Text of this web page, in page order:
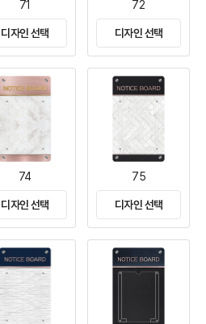
71
디자인 선택
72
디자인 선택
74
디자인 선택
75
디자인 선택